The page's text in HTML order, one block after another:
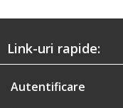
Link-uri rapide:
Autentificare